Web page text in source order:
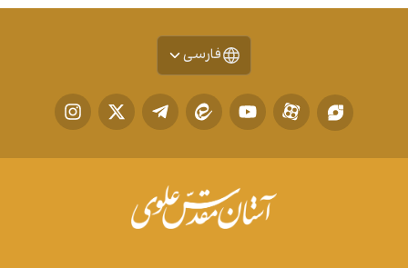
فارسی